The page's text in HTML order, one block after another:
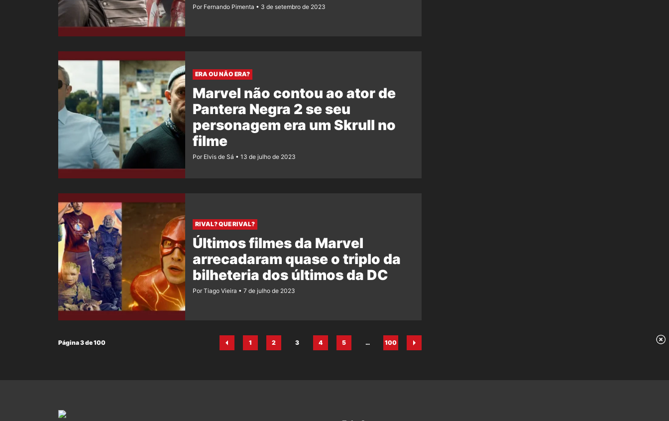
Por Fernando Pimenta 3 de setembro de 2023
ERA OU NÃO ERA?
Marvel não contou ao ator de
Pantera Negra 2 se seu
personagem era um Skrull no
filme
Por Elvis de Sá 13 de julho de 2023
RIVAL? QUE RIVAL?
Últimos filmes da Marvel
arrecadaram quase o triplo da
bilheteria dos últimos da DC
Por Tiago Vieira 7 de julho de 2023
Página 3 de 100
Página
1
Página
2
Página
3
Página
4
Página
5
…
Página
100